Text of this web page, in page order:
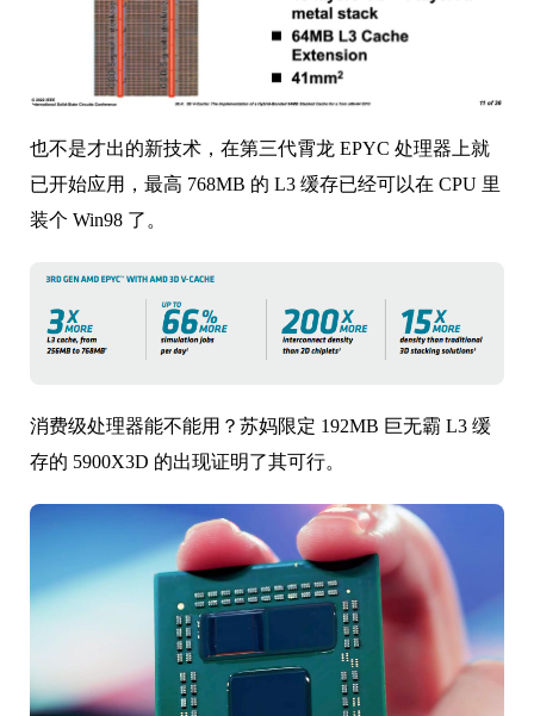
也不是才出的新技术，在第三代霄龙 EPYC 处理器上就
已开始应用，最高 768MB 的 L3 缓存已经可以在 CPU 里
装个 Win98 了。
消费级处理器能不能用？苏妈限定 192MB 巨无霸 L3 缓
存的 5900X3D 的出现证明了其可行。